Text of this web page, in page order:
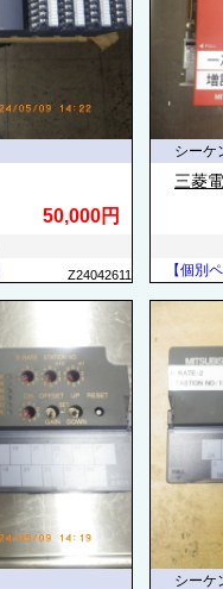
50,000円
Z24042611
シーケ
三菱
【個別
シーケ